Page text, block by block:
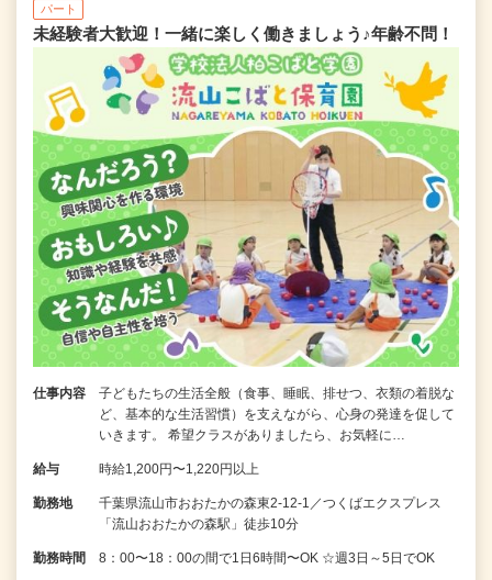
パート
未経験者大歓迎！一緒に楽しく働きましょう♪年齢不問！
仕事内容
子どもたちの生活全般（食事、睡眠、排せつ、衣類の着脱な
ど、基本的な生活習慣）を支えながら、心身の発達を促して
いきます。 希望クラスがありましたら、お気軽に…
給与 時給1,200円〜1,220円以上
勤務地
千葉県流山市おおたかの森東2-12-1／つくばエクスプレス
「流山おおたかの森駅」徒歩10分
勤務時間 8：00〜18：00の間で1日6時間〜OK ☆週3日～5日でOK